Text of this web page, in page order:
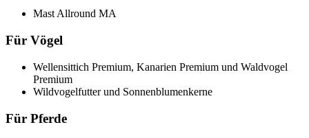
Mast Allround MA
Für Vögel
Wellensittich Premium, Kanarien Premium und Waldvogel
Premium
Wildvogelfutter und Sonnenblumenkerne
Für Pferde